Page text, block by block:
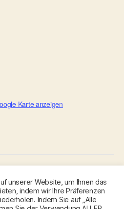
Karte anzeigen
unserer Website, um Ihnen das
indem wir Ihre Präferenzen
Indem Sie auf „Alle